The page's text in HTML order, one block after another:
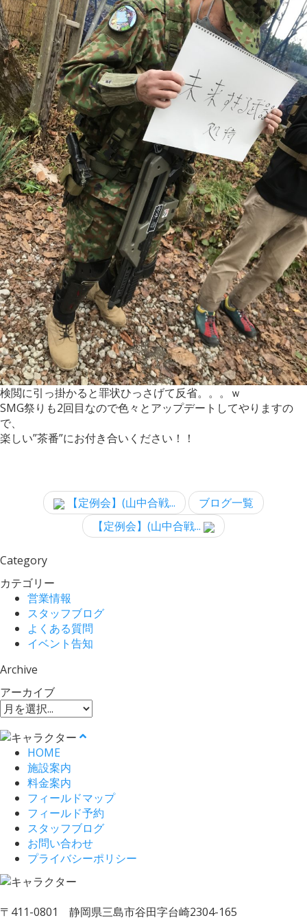
検閲に引っ掛かると罪状ひっさげて反省。。。ｗ
SMG祭りも2回目なので色々とアップデートしてやりますの
で、
楽しい”茶番”にお付き合いください！！
【定例会】(山中合戦...
ブログ一覧
【定例会】(山中合戦...
Category
カテゴリー
営業情報
スタッフブログ
よくある質問
イベント告知
Archive
アーカイブ
HOME
施設案内
料金案内
フィールドマップ
フィールド予約
スタッフブログ
お問い合わせ
プライバシーポリシー
〒411-0801 静岡県三島市谷田字台崎2304-165